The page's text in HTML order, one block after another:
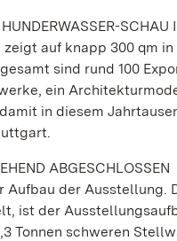
HUNDERWASSER-
auf knapp 300 qm
sind rund 100
ein
in diesem
ABGESCHLOSSEN
der Ausstellung.
ist der
Tonnen schweren